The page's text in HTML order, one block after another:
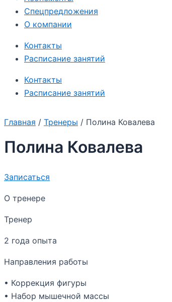
Спецпредложения
О компании
Контакты
Расписание занятий
Контакты
Расписание занятий
Главная / Тренеры / Полина Ковалева
Полина Ковалева
Записаться
О тренере
Тренер
2 года опыта
Направления работы
• Коррекция фигуры
• Набор мышечной массы